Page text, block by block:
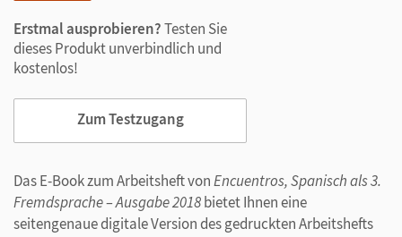
Erstmal ausprobieren?Testen Sie
dieses Produkt unverbindlich und
kostenlos!
Zum Testzugang
Das E-Book zum Arbeitsheft vonEncuentros, Spanisch als 3.
Fremdsprache – Ausgabe 2018bietet Ihnen eine
seitengenaue digitale Version des gedruckten Arbeitshefts